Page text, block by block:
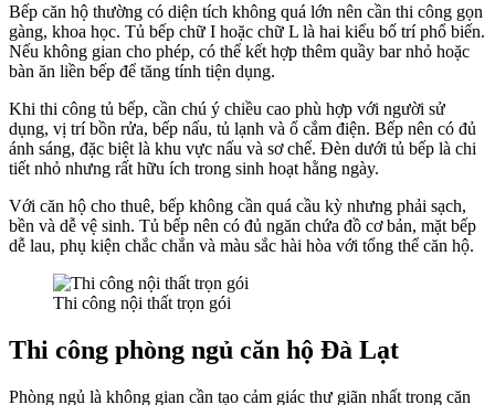
Bếp căn hộ thường có diện tích không quá lớn nên cần thi công gọn
gàng, khoa học. Tủ bếp chữ I hoặc chữ L là hai kiểu bố trí phổ biến.
Nếu không gian cho phép, có thể kết hợp thêm quầy bar nhỏ hoặc
bàn ăn liền bếp để tăng tính tiện dụng.
Khi thi công tủ bếp, cần chú ý chiều cao phù hợp với người sử
dụng, vị trí bồn rửa, bếp nấu, tủ lạnh và ổ cắm điện. Bếp nên có đủ
ánh sáng, đặc biệt là khu vực nấu và sơ chế. Đèn dưới tủ bếp là chi
tiết nhỏ nhưng rất hữu ích trong sinh hoạt hằng ngày.
Với căn hộ cho thuê, bếp không cần quá cầu kỳ nhưng phải sạch,
bền và dễ vệ sinh. Tủ bếp nên có đủ ngăn chứa đồ cơ bản, mặt bếp
dễ lau, phụ kiện chắc chắn và màu sắc hài hòa với tổng thể căn hộ.
Thi công nội thất trọn gói
Thi công phòng ngủ căn hộ Đà Lạt
Phòng ngủ là không gian cần tạo cảm giác thư giãn nhất trong căn